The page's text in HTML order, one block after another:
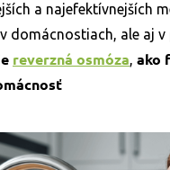
a najefektívnejších
ale aj
reverzná osmóza, ako